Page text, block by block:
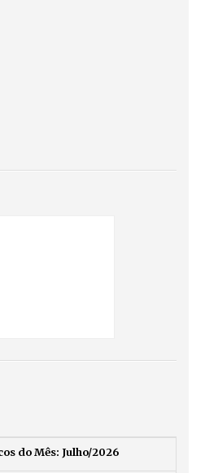
do Mês: Julho/2026